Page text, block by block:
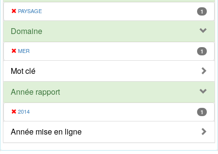
PAYSAGE 1
Domaine
MER 1
Mot clé
Année rapport
2014 1
Année mise en ligne